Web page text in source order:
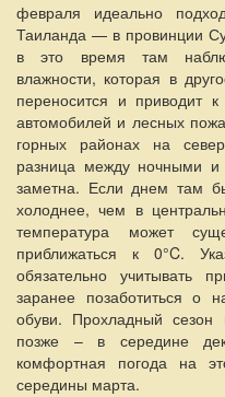
февраля идеально
Таиланда — в провинции
в это время там
влажности, которая в
переносится и приводит
автомобилей и лесных
горных районах на
разница между ночными
заметна. Если днем там
холоднее, чем в
температура может
приближаться к 0°C.
обязательно учитывать
заранее позаботиться о
обуви. Прохладный сезон
позже – в середине
комфортная погода на
середины марта.